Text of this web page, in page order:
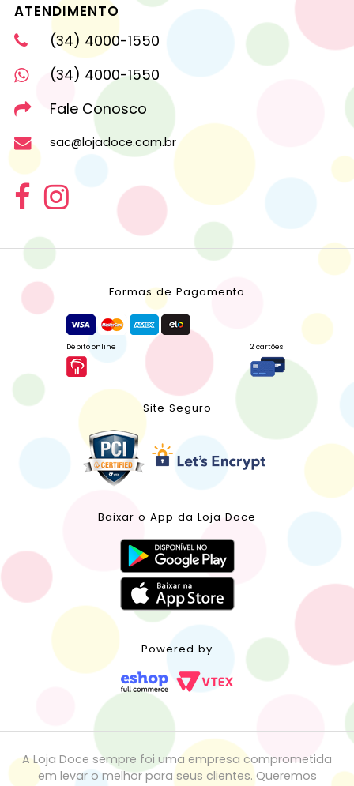
ATENDIMENTO
(34) 4000-1550
(34) 4000-1550
Fale Conosco
sac@lojadoce.com.br
Formas de Pagamento
Débito online 2 cartões
Site Seguro
Baixar o App da Loja Doce
Powered by
A Loja Doce sempre foi uma empresa comprometida
em levar o melhor para seus clientes. Queremos